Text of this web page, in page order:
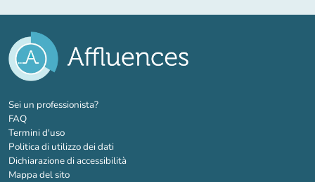
Sei un professionista?(nuova scheda)
FAQ
Termini d'uso
Politica di utilizzo dei dati
Dichiarazione di accessibilità
Mappa del sito